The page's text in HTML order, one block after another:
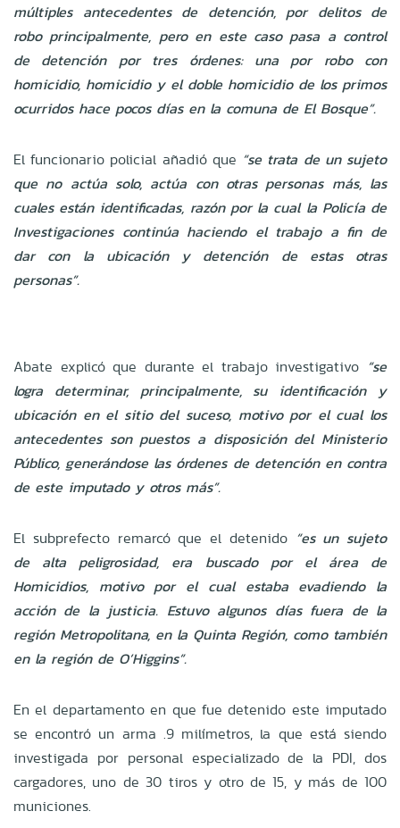
múltiples antecedentes de detención, por delitos de
robo principalmente, pero en este caso pasa a control
de detención por tres órdenes: una por robo con
homicidio, homicidio y el doble homicidio de los primos
ocurridos hace pocos días en la comuna de El Bosque”.
El funcionario policial añadió que “se trata de un sujeto
que no actúa solo, actúa con otras personas más, las
cuales están identificadas, razón por la cual la Policía de
Investigaciones continúa haciendo el trabajo a fin de
dar con la ubicación y detención de estas otras
personas”.
Abate explicó que durante el trabajo investigativo “se
logra determinar, principalmente, su identificación y
ubicación en el sitio del suceso, motivo por el cual los
antecedentes son puestos a disposición del Ministerio
Público, generándose las órdenes de detención en contra
de este imputado y otros más”.
El subprefecto remarcó que el detenido “es un sujeto
de alta peligrosidad, era buscado por el área de
Homicidios, motivo por el cual estaba evadiendo la
acción de la justicia. Estuvo algunos días fuera de la
región Metropolitana, en la Quinta Región, como también
en la región de O’Higgins”.
En el departamento en que fue detenido este imputado
se encontró un arma .9 milímetros, la que está siendo
investigada por personal especializado de la PDI, dos
cargadores, uno de 30 tiros y otro de 15, y más de 100
municiones.